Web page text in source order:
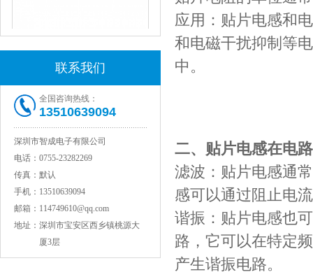
联系我们
全国咨询热线：
13510639094
深圳市智成电子有限公司
电话： 0755-23282269
传真： 默认
手机： 13510639094
邮箱： 114749610@qq.com
地址： 深圳市宝安区西乡镇桃源大
厦3层
应用：贴片电感和
和电磁干扰抑制等
中。
二、贴片电感在电
滤波：贴片电感通
感可以通过阻止电
谐振：贴片电感也
路，它可以在特定
产生谐振电路。